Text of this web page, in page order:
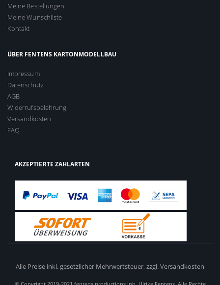
Meine Bestellungen
Meine Wunschliste
Kontakt
ÜBER FENTENS KARTONMODELLBAU
Impressum
Datenschutz
AGB
Widerrufsbelehrung
Versandkosten
FAQ
AKZEPTIERTE ZAHLARTEN
Alle Preise inkl. gesetzlicher Mehrwertsteuer,zzgl. Versandkosten